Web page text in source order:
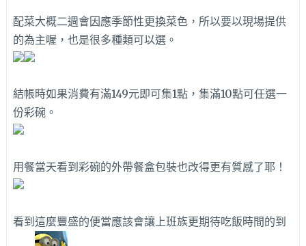
配菜大概二週會因應季節性更換菜色，所以要以現場提供
的為主喔，也是很多種類可以選。
結帳時如果消費有滿149元即可集1點，集滿10點可任選一
份彩碗。
用餐當天看到彩碗的外帶餐盒包裝也改得更有質感了耶！
看到這麼豐盛的便當應該會讓上班族更期待吃飯時間的到